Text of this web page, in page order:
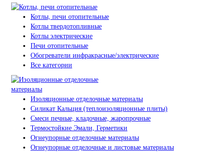
Котлы, печи отопительные
Котлы твердотопливные
Котлы электрические
Печи отопительные
Обогреватели инфракрасные/электрические
Все категории
Изоляционные отделочные материалы
Силикат Кальция (теплоизоляционные плиты)
Смеси печные, кладочные, жаропрочные
Термостойкие Эмали, Герметики
Огнеупорные отделочные материалы
Огнеупорные отделочные и листовые материалы